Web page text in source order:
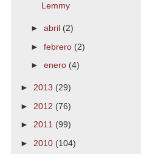
Lemmy
► abril (2)
► febrero (2)
► enero (4)
► 2013 (29)
► 2012 (76)
► 2011 (99)
► 2010 (104)